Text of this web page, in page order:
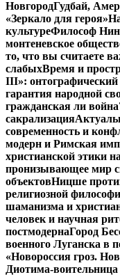
НовгородГудбай,
«Зеркало для героя»
культуреФилософ
монтеневское
то, что вы считаете
слабыхВремя и
III»: онтографический
гарантия народной
гражданская ли
сакрализация
современность и
модерн и Римская
христианской этики
пронизывающее мир
объектовНицше
религиозной
шаманизма и
человек и научная
постмодернаГород
военного Луганска в
«Новороссия гроз.
Диотима-